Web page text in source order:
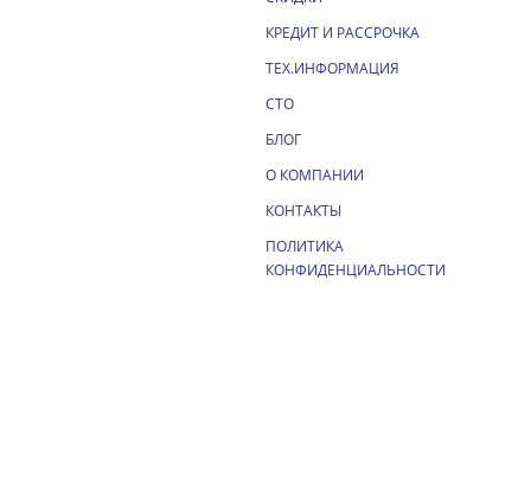
КРЕДИТ И РАССРОЧКА
ТЕХ.ИНФОРМАЦИЯ
СТО
БЛОГ
О КОМПАНИИ
КОНТАКТЫ
ПОЛИТИКА
КОНФИДЕНЦИАЛЬНОСТИ